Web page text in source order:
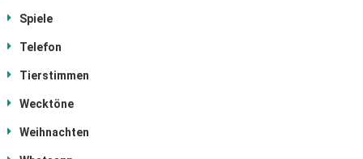
Spiele
Telefon
Tierstimmen
Wecktöne
Weihnachten